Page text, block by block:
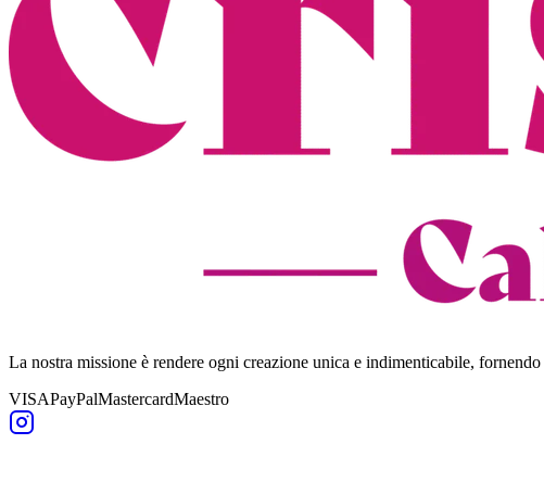
La nostra missione è rendere ogni creazione unica e indimenticabile, fornendo
VISAPayPalMastercardMaestro